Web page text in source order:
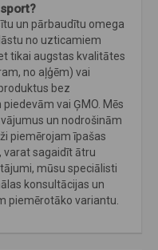
un pārbaudītu omega
no uzticamiem
tikai augstas kvalitātes
no aļģēm) vai
bez
vai ĢMO. Mēs
un nodrošinām
piemērojam īpašas
varat sagaidīt ātru
mūsu speciālisti
konsultācijas un
piemērotāko variantu.